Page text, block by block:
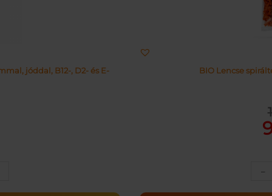
jóddal, B12-, D2- és E- BIO Lencse
–